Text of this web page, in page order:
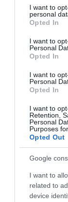
not limited to
grant or deny
use your data
consent section.
I want to
personal
Opted In
I want to
Personal
Opted In
I want to
Personal
Opted In
I want to
Retention,
Personal
Purposes
Opted Out
Google
I want to
related to
device
anyagból
acélcsatokkal.
tengerparton
900 Ft,